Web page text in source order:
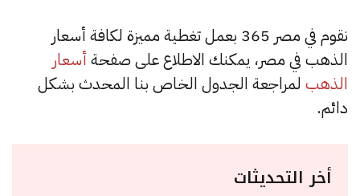
نقوم في مصر 365 بعمل تغطية مميزة لكافة أسعار
الذهب في مصر، يمكنك الاطلاع على صفحة أسعار
الذهب لمراجعة الجدول الخاص بنا المحدث بشكل
دائم.
أخر التحديثات